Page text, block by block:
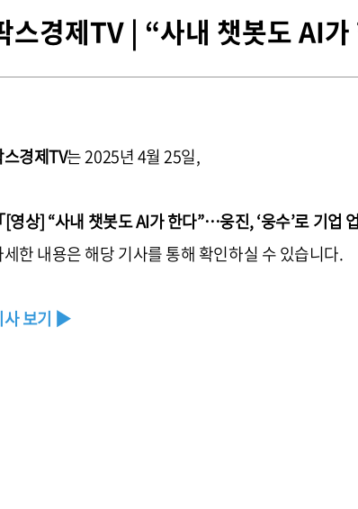
스경제TV | “사내 챗봇도 AI
스경제TV는 2025년 4월 25일,
「[영상] “사내 챗봇도 AI가 한다”…웅진, ‘웅수’로 기업
세한 내용은 해당 기사를 통해 확인하실 수 있습니다.
사 보기 ▶